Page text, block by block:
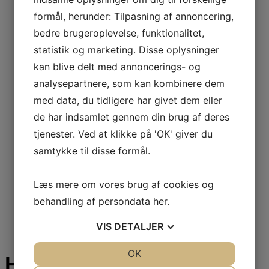
Hjørne Asymmetrisk
formål, herunder: Tilpasning af annoncering,
bedre brugeroplevelse, funktionalitet,
statistik og marketing. Disse oplysninger
kan blive delt med annoncerings- og
analysepartnere, som kan kombinere dem
med data, du tidligere har givet dem eller
de har indsamlet gennem din brug af deres
tjenester. Ved at klikke på 'OK' giver du
samtykke til disse formål.
Læs mere om vores brug af cookies og
behandling af persondata her.
VIS DETALJER
OK